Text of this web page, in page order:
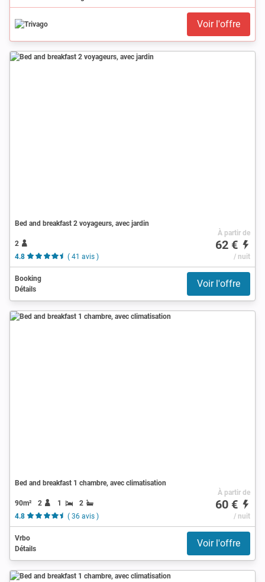
Voir l'offre
Bed and breakfast 2 voyageurs, avec jardin
2
4.8
( 41 avis )
À partir de
62 €
/ nuit
Booking
Détails
Voir l'offre
Bed and breakfast 1 chambre, avec climatisation
90m² 2 1
2
4.8
( 36 avis )
À partir de
60 €
/ nuit
Vrbo
Détails
Voir l'offre